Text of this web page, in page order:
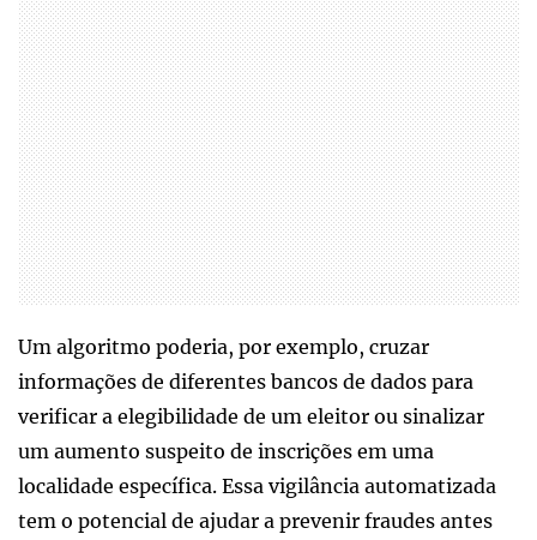
Um algoritmo poderia, por exemplo, cruzar
informações de diferentes bancos de dados para
verificar a elegibilidade de um eleitor ou sinalizar
um aumento suspeito de inscrições em uma
localidade específica. Essa vigilância automatizada
tem o potencial de ajudar a prevenir fraudes antes